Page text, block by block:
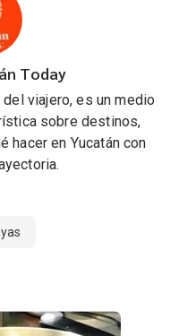
Today
del viajero, es un medio
sobre destinos,
hacer en Yucatán con